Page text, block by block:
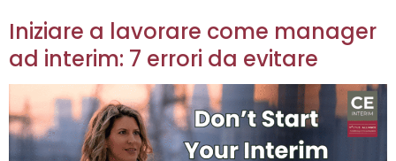
Iniziare a lavorare come manager
ad interim: 7 errori da evitare